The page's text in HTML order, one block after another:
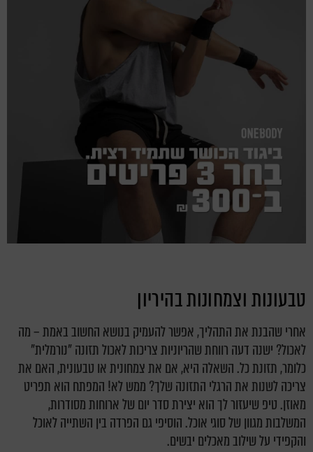
טבעונות וצמחונות בהיריון
אחרי שהבנת את התהליך, אפשר להעמיק בנושא החשוב באמת – מה
לאכול? ישנה דעה רווחת שהריוניות צריכות לאכול תזונה "נורמלית"
כלומר, תזונת כל. השאלה היא, אם את צמחונית או טבעונית, האם את
צריכה לשנות את הרגלי התזונה שלך? ממש לא! המפתח הוא תפריט
מאוזן. טיפ שיעזור לך הוא יצירת סדר יום של ארוחות מסודרות,
המשלבות מגוון של סוגי אוכל. הוסיפי גם הפרדה בין השתייה לאוכל
והקפידי על שילוב מאכלים יבשים.